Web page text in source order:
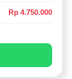
Rp 4.750.000